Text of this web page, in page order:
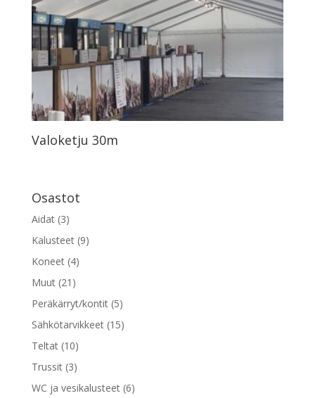
Valoketju 30m
Osastot
Aidat (3)
Kalusteet (9)
Koneet (4)
Muut (21)
Peräkärryt/kontit (5)
Sähkötarvikkeet (15)
Teltat (10)
Trussit (3)
WC ja vesikalusteet (6)